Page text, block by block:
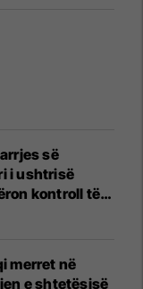
së
i ushtrisë
kontroll të
merret në
e shtetësisë